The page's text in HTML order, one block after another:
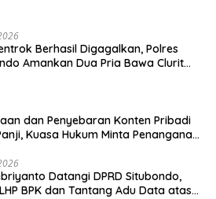
Berhasil Digagalkan, Polres
Amankan Dua Pria Bawa Clurit
dan Penyebaran Konten Pribadi
Kuasa Hukum Minta Penanganan
Datangi DPRD Situbondo,
BPK dan Tantang Adu Data atas